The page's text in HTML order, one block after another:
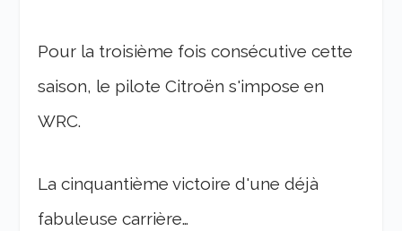
Pour la troisième fois consécutive cette
saison, le pilote Citroën s'impose en
WRC.
La cinquantième victoire d'une déjà
fabuleuse carrière…